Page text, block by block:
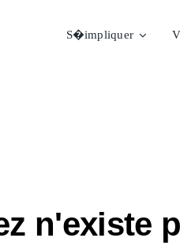
S�impliquer
n'existe